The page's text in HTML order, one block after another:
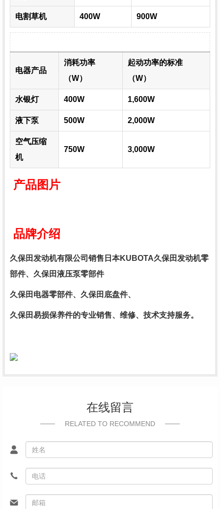
电割草机 400W 900W
电器产品
消耗功率
（W）
起动功率的标准
（W）
水银灯 400W 1,600W
液下泵 500W 2,000W
空气压缩
机
750W 3,000W
产品图片
品牌介绍
久保田发动机有限公司销售日本KUBOTA久保田发动机零
部件、久保田液压泵零部件
久保田电器零部件、久保田底盘件、
久保田易损保养件的专业销售、维修、技术支持服务。
在线留言
RELATED TO RECOMMEND